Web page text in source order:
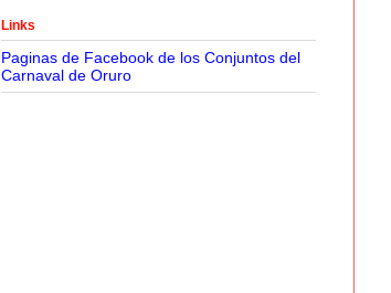
Links
Paginas de Facebook de los Conjuntos del
Carnaval de Oruro